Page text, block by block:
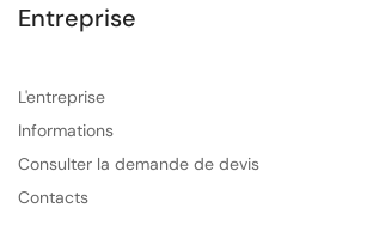
Entreprise
L'entreprise
Informations
Consulter la demande de devis
Contacts